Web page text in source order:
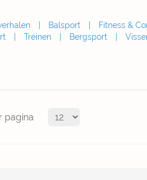
Balsport Fitness &
Treinen Bergsport
pagina